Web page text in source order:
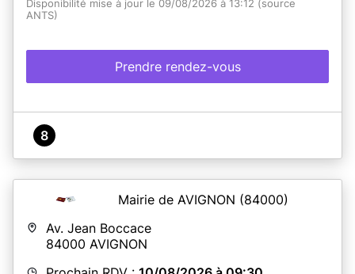
Disponibilité mise à jour le 09/08/2026 à 13:12 (source
ANTS)
Prendre rendez-vous
8
Mairie de AVIGNON (84000)
Av. Jean Boccace
84000 AVIGNON